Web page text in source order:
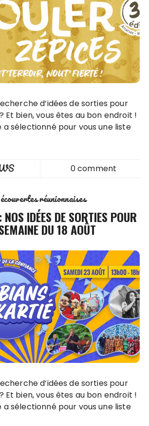
Et bien, vous êtes au bon endroit !
a sélectionné pour vous une liste
0 comment
réunionnaises
IDÉES DE SORTIES POUR
DU 18 AOÛT
Et bien, vous êtes au bon endroit !
a sélectionné pour vous une liste